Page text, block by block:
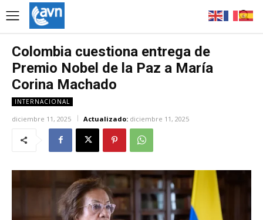
Colombia cuestiona entrega de
Premio Nobel de la Paz a María
Corina Machado
INTERNACIONAL
diciembre 11, 2025 Actualizado: diciembre 11, 2025